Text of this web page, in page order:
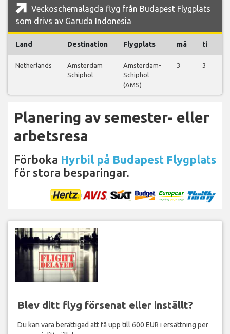
Veckoschemalagda flyg från Budapest Flygplats
som drivs av Garuda Indonesia
Land Destination Flygplats må ti
Netherlands
Amsterdam
Schiphol
Amsterdam-
Schiphol
(AMS)
3 3
Planering av semester- eller
arbetsresa
Förboka Hyrbil på Budapest Flygplats
för stora besparingar.
Blev ditt flyg försenat eller inställt?
Du kan vara berättigad att få upp till 600 EUR i ersättning per